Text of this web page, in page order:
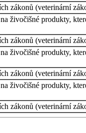
zákonů (veterinární
živočišné produkty,
zákonů (veterinární
živočišné produkty,
zákonů (veterinární
živočišné produkty,
zákonů (veterinární